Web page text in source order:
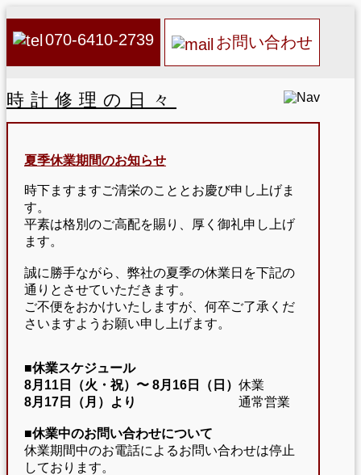
070-6410-2739 お問い合わせ
時計修理の日々
夏季休業期間のお知らせ
時下ますますご清栄のこととお慶び申し上げま
す。
平素は格別のご高配を賜り、厚く御礼申し上げ
ます。
誠に勝手ながら、弊社の夏季の休業日を下記の
通りとさせていただきます。
ご不便をおかけいたしますが、何卒ご了承くだ
さいますようお願い申し上げます。
■休業スケジュール
8月11日（火・祝）〜 8月16日（日） 休業
8月17日（月）より
通常営業
■休業中のお問い合わせについて
休業期間中のお電話によるお問い合わせは停止
しております。